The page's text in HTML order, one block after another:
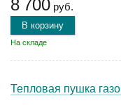
8 700 руб.
В корзину
На складе
Тепловая пушка